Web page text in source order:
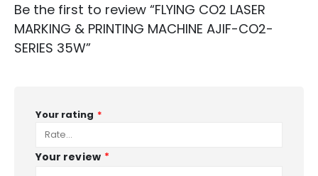
Be the first to review “FLYING CO2 LASER
MARKING & PRINTING MACHINE AJIF-CO2-
SERIES 35W”
Your rating *
Your review *